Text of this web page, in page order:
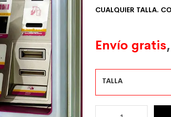
CUALQUIER TALLA.
Envío gratis,
TALLA
KIMONO DE SEMI